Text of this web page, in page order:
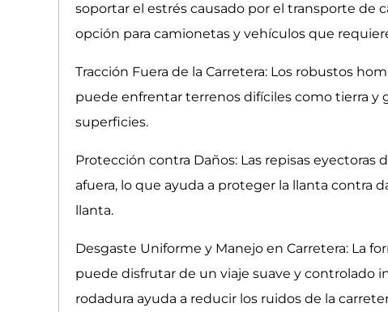
soportar el estrés causado por el transporte de
opción para camionetas y vehículos que
Tracción Fuera de la Carretera: Los robustos
puede enfrentar terrenos difíciles como tierra y
superficies.
Protección contra Daños: Las repisas eyectoras
afuera, lo que ayuda a proteger la llanta contra
llanta.
Desgaste Uniforme y Manejo en Carretera: La
puede disfrutar de un viaje suave y controlado
rodadura ayuda a reducir los ruidos de la